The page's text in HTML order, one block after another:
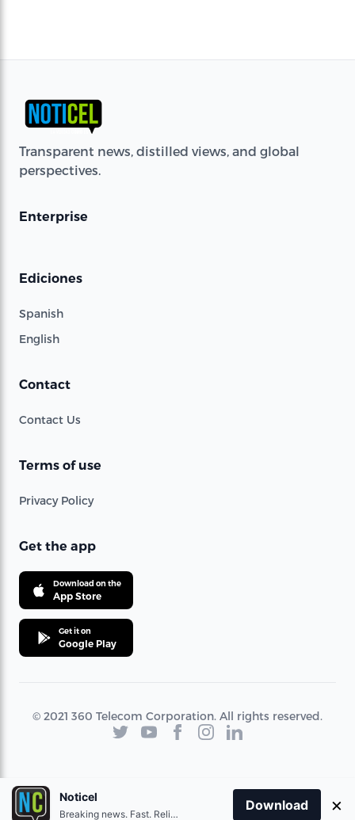
Transparent news, distilled views, and global
perspectives.
Enterprise
Ediciones
Spanish
English
Contact
Contact Us
Terms of use
Privacy Policy
Get the app
Download on the
App Store
Get it on
Google Play
© 2021 360 Telecom Corporation. All rights reserved.
Noticel
Breaking news. Fast. Reliable.
Download ×